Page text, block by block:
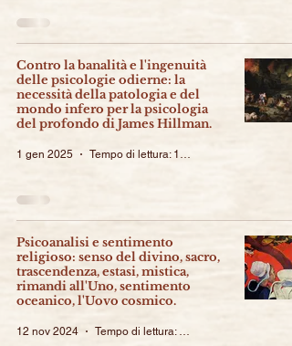
Contro la banalità e l'ingenuità
delle psicologie odierne: la
necessità della patologia e del
mondo infero per la psicologia
del profondo di James Hillman.
1 gen 2025 Tempo di lettura: 12 min
Psicoanalisi e sentimento
religioso: senso del divino, sacro,
trascendenza, estasi, mistica,
rimandi all'Uno, sentimento
oceanico, l'Uovo cosmico.
12 nov 2024 Tempo di lettura: 29 min